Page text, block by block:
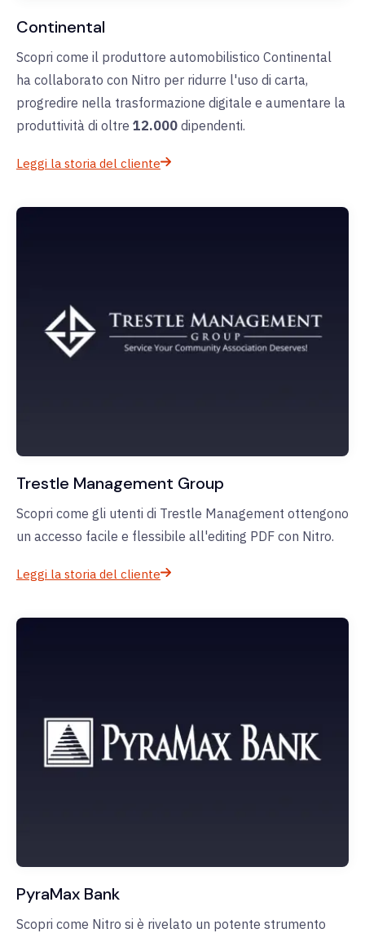
Continental
Scopri come il produttore automobilistico Continental
ha collaborato con Nitro per ridurre l'uso di carta,
progredire nella trasformazione digitale e aumentare la
produttività di oltre 12.000 dipendenti.
Leggi la storia del cliente
Trestle Management Group
Scopri come gli utenti di Trestle Management ottengono
un accesso facile e flessibile all'editing PDF con Nitro.
Leggi la storia del cliente
PyraMax Bank
Scopri come Nitro si è rivelato un potente strumento